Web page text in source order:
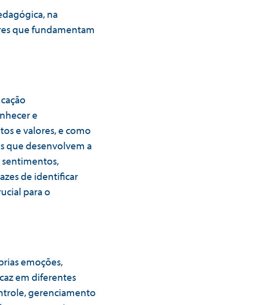
na
que fundamentam
e
e valores, e como
que desenvolvem a
sentimentos,
de identificar
para o
emoções,
em diferentes
gerenciamento